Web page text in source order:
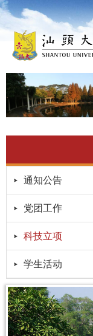
通知公告
党团工作
科技立项
学生活动